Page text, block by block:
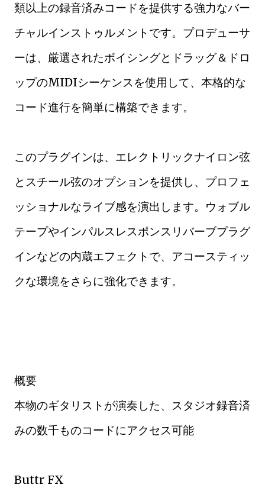
類以上の録音済みコードを提供する強力なバー
チャルインストゥルメントです。プロデューサ
ーは、厳選されたボイシングとドラッグ＆ドロ
ップのMIDIシーケンスを使用して、本格的な
コード進行を簡単に構築できます。
このプラグインは、エレクトリックナイロン弦
とスチール弦のオプションを提供し、プロフェ
ッショナルなライブ感を演出します。ウォブル
テープやインパルスレスポンスリバーブプラグ
インなどの内蔵エフェクトで、アコースティッ
クな環境をさらに強化できます。
概要
本物のギタリストが演奏した、スタジオ録音済
みの数千ものコードにアクセス可能
Buttr FX